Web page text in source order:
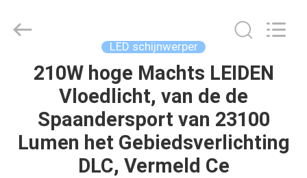
HUIS
PRODUCTEN
Co.,Ltd..
LED schijnwerper
210W hoge Machts LEIDEN
Vloedlicht, van de de
Spaandersport van 23100
Lumen het Gebiedsverlichting
DLC, Vermeld Ce